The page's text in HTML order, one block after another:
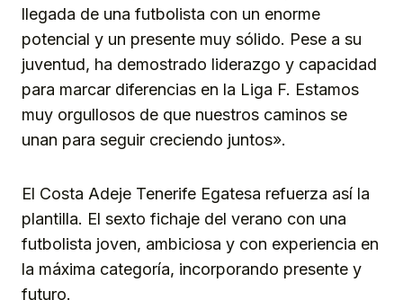
llegada de una futbolista con un enorme
potencial y un presente muy sólido. Pese a su
juventud, ha demostrado liderazgo y capacidad
para marcar diferencias en la Liga F. Estamos
muy orgullosos de que nuestros caminos se
unan para seguir creciendo juntos».
El Costa Adeje Tenerife Egatesa refuerza así la
plantilla. El sexto fichaje del verano con una
futbolista joven, ambiciosa y con experiencia en
la máxima categoría, incorporando presente y
futuro.